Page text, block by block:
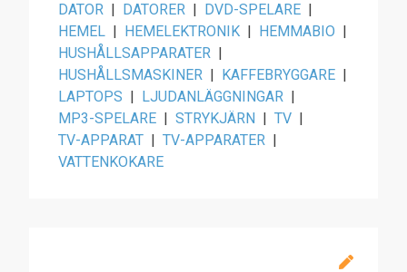
DATOR | DATORER | DVD-SPELARE |
HEMEL | HEMELEKTRONIK | HEMMABIO |
HUSHÅLLSAPPARATER |
HUSHÅLLSMASKINER | KAFFEBRYGGARE |
LAPTOPS | LJUDANLÄGGNINGAR |
MP3-SPELARE | STRYKJÄRN | TV |
TV-APPARAT | TV-APPARATER |
VATTENKOKARE